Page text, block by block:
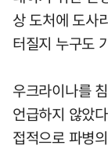
상 도처에 도사
터질지 누구도
우크라이나를
언급하지 않았
접적으로 파병